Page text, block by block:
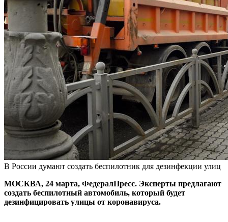
В России думают создать беспилотник для дезинфекции улиц
МОСКВА, 24 марта, ФедералПресс. Эксперты предлагают
создать беспилотный автомобиль, который будет
дезинфицировать улицы от коронавируса.